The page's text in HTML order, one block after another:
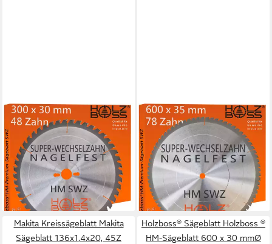
HOLZBOSS®
Sägeblatt Holzboss ® HM-
Sägeblatt 300 x 30 mmØ
SWZ 48 x Super-
Wechselzahn
27,95 €
lieferbar - in 4-5 Werktagen bei dir
HOLZBOSS®
Sägeblatt Holzboss ® HM-
Sägeblatt 600 x 35 mmØ
SWZ 78 x Super-
Wechselzahn
129,95 €
lieferbar - in 4-5 Werktagen bei dir
Makita Kreissägeblatt Makita
Sägeblatt 136x1,4x20, 45Z
Holzboss® Sägeblatt Holzboss ®
HM-Sägeblatt 600 x 30 mmØ